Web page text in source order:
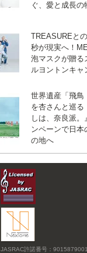
ぐ、愛と成長の
TREASUREと
秒が現実へ！
泡マスクが贈る
ルヨントンキャ
世界遺産「飛鳥
を杏さんと巡る
しは、奈良派。
ンペーンで日本
の地へ
JASRAC許諾番号：